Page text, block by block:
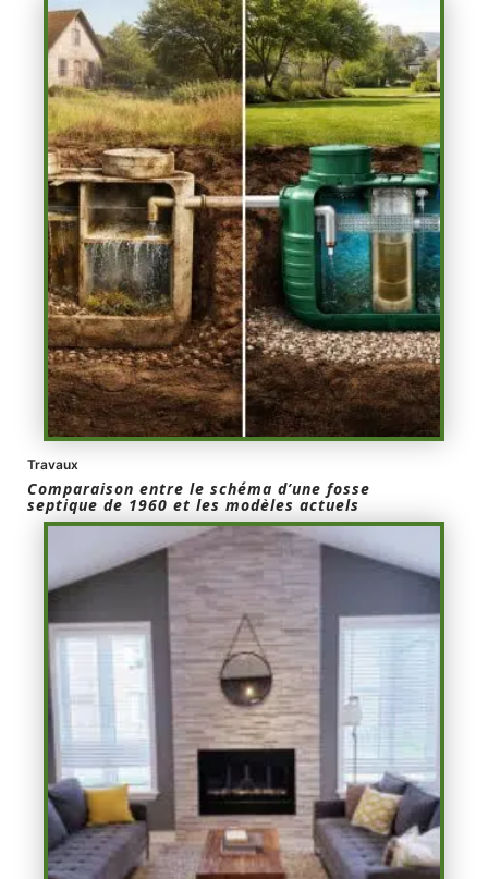
Travaux
Comparaison entre le schéma d’une fosse
septique de 1960 et les modèles actuels